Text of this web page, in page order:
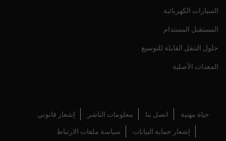
السيارات الكهربائية
المستقبل المستدام
حلول التنقل القابلة للتوسيع
المعدات الأصلية
حياة مهنية اتصل بنا معلومات الناشر إشعار قانوني
إشعار حماية البيانات سياسة ملفات الارتباط